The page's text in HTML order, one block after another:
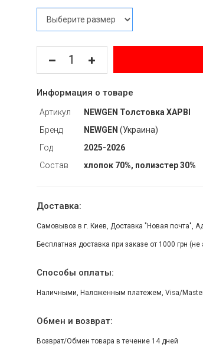
Информация о товаре
Артикул
NEWGEN Толстовка ХАРВІ
Бренд
NEWGEN (Украина)
Год
2025-2026
Состав
хлопок 70%, полиэстер 30%
Доставка:
Самовывоз в г. Киев, Доставка "Новая почта",
Бесплатная доставка при заказе от 1000 грн
Способы оплаты:
Наличными, Наложенным платежем, Visa/
Обмен и возврат:
Возврат/Обмен товара в течение 14 дней